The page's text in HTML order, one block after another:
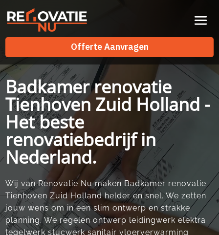
Offerte Aanvragen
Offerte Aanvragen
Badkamer renovatie
Tienhoven Zuid Holland -
Het beste
renovatiebedrijf in
Nederland.
Wij van Renovatie Nu maken Badkamer renovatie
Tienhoven Zuid Holland helder en snel.​ We zetten
jouw wens om in een slim ontwerp en strakke
planning.​ We regelen ontwerp leidingwerk elektra
tegelwerk stucwerk sanitair vloerverwarming